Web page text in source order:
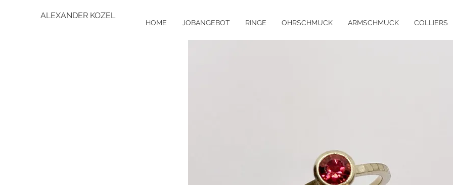
ALEXANDER KOZEL
HOME JOBANGEBOT RINGE OHRSCHMUCK ARMSCHMUCK COLLIERS